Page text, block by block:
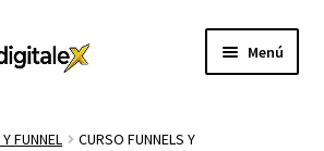
Menú
FUNNEL
CURSO FUNNELS Y